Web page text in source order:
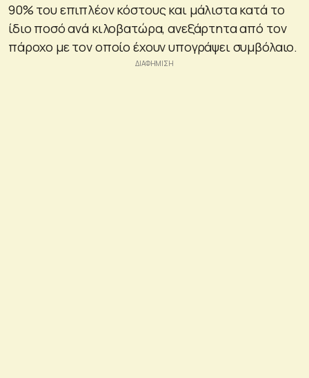
90% του επιπλέον κόστους και μάλιστα κατά το
ίδιο ποσό ανά κιλοβατώρα, ανεξάρτητα από τον
πάροχο με τον οποίο έχουν υπογράψει συμβόλαιο.